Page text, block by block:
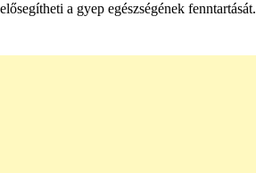
elősegítheti a gyep egészségének fenntartását.